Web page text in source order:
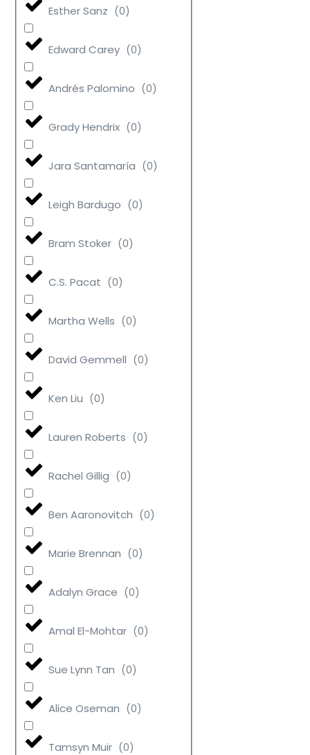
Esther Sanz (0)
Edward Carey (0)
Andrés Palomino (0)
Grady Hendrix (0)
Jara Santamaría (0)
Leigh Bardugo (0)
Bram Stoker (0)
C.S. Pacat (0)
Martha Wells (0)
David Gemmell (0)
Ken Liu (0)
Lauren Roberts (0)
Rachel Gillig (0)
Ben Aaronovitch (0)
Marie Brennan (0)
Adalyn Grace (0)
Amal El-Mohtar (0)
Sue Lynn Tan (0)
Alice Oseman (0)
Tamsyn Muir (0)